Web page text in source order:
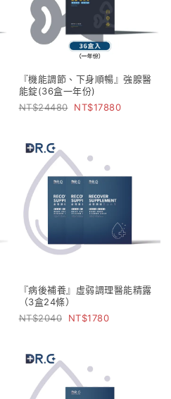
『機能調節、下身順暢』強腺醫
能錠(36盒一年份)
24480
17880
『病後補養』虛弱調理醫能精露
（3盒24條）
2040
1780